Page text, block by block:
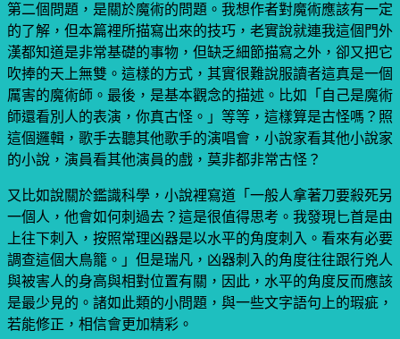
第二個問題，是關於魔術的問題。我想作者對魔術應該有一定
的了解，但本篇裡所描寫出來的技巧，老實說就連我這個門外
漢都知道是非常基礎的事物，但缺乏細節描寫之外，卻又把它
吹捧的天上無雙。這樣的方式，其實很難說服讀者這真是一個
厲害的魔術師。最後，是基本觀念的描述。比如「自己是魔術
師還看別人的表演，你真古怪。」等等，這樣算是古怪嗎？照
這個邏輯，歌手去聽其他歌手的演唱會，小說家看其他小說家
的小說，演員看其他演員的戲，莫非都非常古怪？
又比如說關於鑑識科學，小說裡寫道「一般人拿著刀要殺死另
一個人，他會如何刺過去？這是很值得思考。我發現匕首是由
上往下刺入，按照常理凶器是以水平的角度刺入。看來有必要
調查這個大鳥籠。」但是瑞凡，凶器刺入的角度往往跟行兇人
與被害人的身高與相對位置有關，因此，水平的角度反而應該
是最少見的。諸如此類的小問題，與一些文字語句上的瑕疵，
若能修正，相信會更加精彩。